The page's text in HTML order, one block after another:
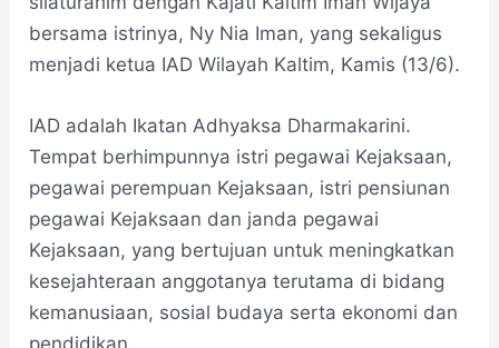
bersama istrinya, Ny Nia Iman, yang sekaligus
menjadi ketua IAD Wilayah Kaltim, Kamis (13/6).
IAD adalah Ikatan Adhyaksa Dharmakarini.
Tempat berhimpunnya istri pegawai Kejaksaan,
pegawai perempuan Kejaksaan, istri pensiunan
pegawai Kejaksaan dan janda pegawai
Kejaksaan, yang bertujuan untuk meningkatkan
kesejahteraan anggotanya terutama di bidang
kemanusiaan, sosial budaya serta ekonomi dan